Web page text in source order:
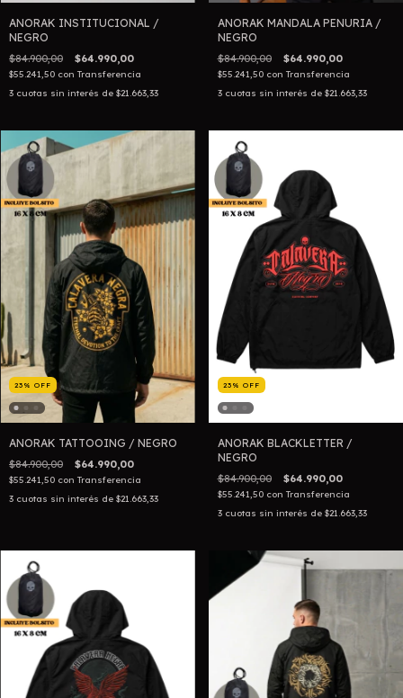
ANORAK INSTITUCIONAL /
NEGRO
$84.900,00 $64.990,00
$55.241,50 con Transferencia
3 cuotas sin interés de $21.663,33
ANORAK MANDALA PENURIA /
NEGRO
$84.900,00 $64.990,00
$55.241,50 con Transferencia
3 cuotas sin interés de $21.663,33
23 % OFF
ANORAK TATTOOING / NEGRO
$84.900,00 $64.990,00
$55.241,50 con Transferencia
3 cuotas sin interés de $21.663,33
23 % OFF
ANORAK BLACKLETTER /
NEGRO
$84.900,00 $64.990,00
$55.241,50 con Transferencia
3 cuotas sin interés de $21.663,33